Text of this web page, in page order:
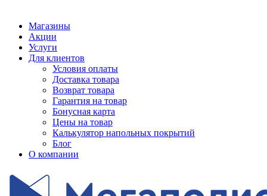
Магазины
Акции
Услуги
Для клиентов
Условия оплаты
Доставка товара
Возврат товара
Гарантия на товар
Бонусная карта
Цены на товар
Калькулятор напольных покрытий
Блог
О компании